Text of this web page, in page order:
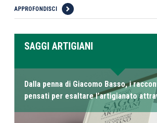
APPROFONDISCI
SAGGI ARTIGIANI
Dalla penna di Giacomo Basso, i
pensati per esaltare l’artigianato